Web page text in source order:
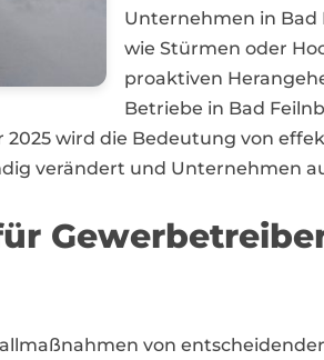
Unternehmen in Bad
wie Stürmen oder
proaktiven
Betriebe in Bad
wird die Bedeutung von
verändert und Unternehmen
von